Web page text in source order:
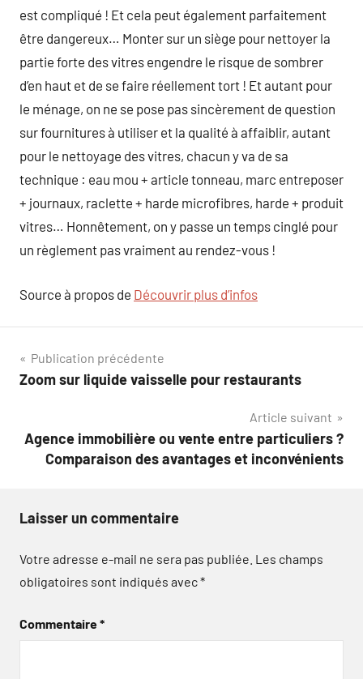
est compliqué ! Et cela peut également parfaitement
être dangereux… Monter sur un siège pour nettoyer la
partie forte des vitres engendre le risque de sombrer
d’en haut et de se faire réellement tort ! Et autant pour
le ménage, on ne se pose pas sincèrement de question
sur fournitures à utiliser et la qualité à affaiblir, autant
pour le nettoyage des vitres, chacun y va de sa
technique : eau mou + article tonneau, marc entreposer
+ journaux, raclette + harde microfibres, harde + produit
vitres… Honnêtement, on y passe un temps cinglé pour
un règlement pas vraiment au rendez-vous !
Source à propos de Découvrir plus d’infos
Navigation
de
Publication précédente
Zoom sur liquide vaisselle pour restaurants
Article suivant
Agence immobilière ou vente entre particuliers ?
Comparaison des avantages et inconvénients
Laisser un commentaire
Votre adresse e-mail ne sera pas publiée. Les champs
obligatoires sont indiqués avec*
Commentaire*